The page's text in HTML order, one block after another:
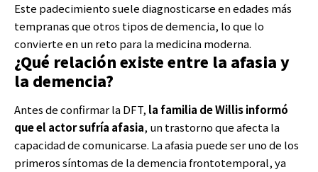
Este padecimiento suele diagnosticarse en edades más
tempranas que otros tipos de demencia, lo que lo
convierte en un reto para la medicina moderna.
¿Qué relación existe entre la afasia y
la demencia?
Antes de confirmar la DFT, la familia de Willis informó
que el actor sufría afasia, un trastorno que afecta la
capacidad de comunicarse. La afasia puede ser uno de los
primeros síntomas de la demencia frontotemporal, ya